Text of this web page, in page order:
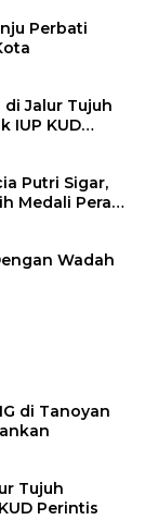
Perbati
di Jalur Tujuh
IUP KUD
Putri Sigar,
Medali Perak
Wadah
di Tanoyan
Tujuh
Perintis